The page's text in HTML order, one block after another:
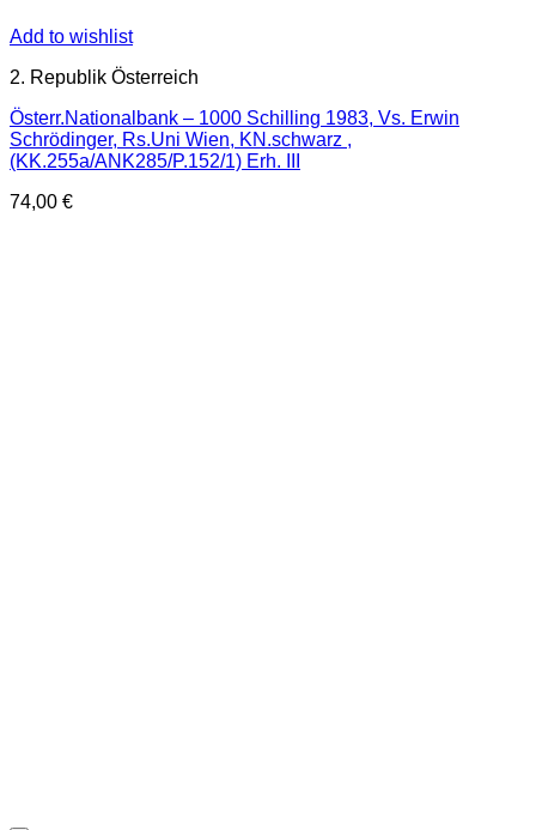
Add to wishlist
2. Republik Österreich
Österr.Nationalbank – 1000 Schilling 1983, Vs. Erwin
Schrödinger, Rs.Uni Wien, KN.schwarz ,
(KK.255a/ANK285/P.152/1) Erh. III
74,00 €